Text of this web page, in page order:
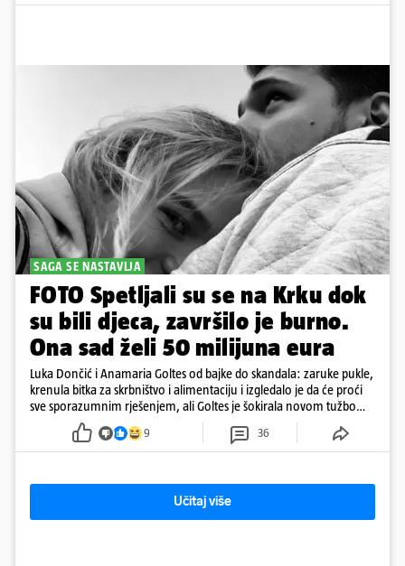
SAGA SE NASTAVLJA
FOTO Spetljali su se na Krku dok
su bili djeca, završilo je burno.
Ona sad želi 50 milijuna eura
Luka Dončić i Anamaria Goltes od bajke do skandala: zaruke pukle,
krenula bitka za skrbništvo i alimentaciju i izgledalo je da će proći
sve sporazumnim rješenjem, ali Goltes je šokirala novom tužbom
u Sloveniji
9 36
Učitaj više